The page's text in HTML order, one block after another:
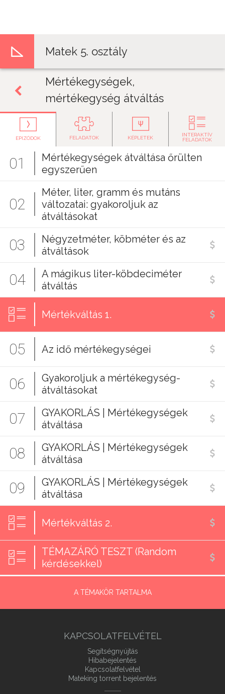
Matek 5. osztály
Mértékegységek,
mértékegység átváltás
EPIZÓDOK FELADATOK KÉPLETEK
INTERAKTÍV
FELADATOK
01
Mértékegységek átváltása őrülten
egyszerűen
02
Méter, liter, gramm és mutáns
változatai: gyakoroljuk az
átváltásokat
03
Négyzetméter, köbméter és az
átváltások
04
A mágikus liter-köbdeciméter
átváltás
Mértékváltás 1.
05 Az idő mértékegységei
06
Gyakoroljuk a mértékegység-
átváltásokat
07
GYAKORLÁS | Mértékegységek
átváltása
08
GYAKORLÁS | Mértékegységek
átváltása
09
GYAKORLÁS | Mértékegységek
átváltása
Mértékváltás 2.
TÉMAZÁRÓ TESZT (Random
kérdésekkel)
A TÉMAKÖR TARTALMA
KAPCSOLATFELVÉTEL
Segítségnyújtás
Hibabejelentés
Kapcsolatfelvétel
Mateking torrent bejelentés